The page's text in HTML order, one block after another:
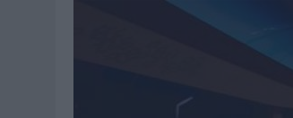
VUELING CONVIERTE LOS
CUANDO SE APAGUE EL SOL,
‘LA VUELTA’, DE FENOMENAL
SIETE DE CADA DIEZ